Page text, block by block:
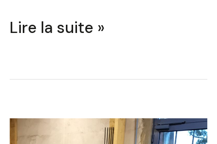
Lire la suite »
CAP